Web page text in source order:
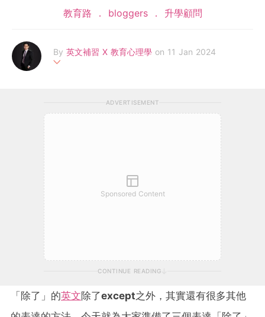
教育路 bloggers 升學顧問
By 英文補習 X 教育心理學 on 11 Jan 2024
但無礙成為一位優秀的補習老師。於短短8年間，已經幫超過1000
名同學於英文上取得好成績
ADVERTISEMENT
Sponsored Content
CONTINUE READING
「除了」的英文除了except之外，其實還有很多其他